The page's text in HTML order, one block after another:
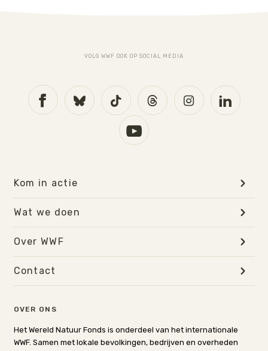
VOLG WWF OOK OP SOCIAL MEDIA
OVER ONS
Het Wereld Natuur Fonds is onderdeel van het internationale
WWF. Samen met lokale bevolkingen, bedrijven en overheden
Kom in actie
Wat we doen
Over WWF
Contact